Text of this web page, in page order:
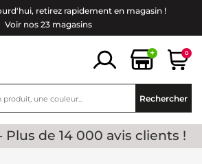
retirez rapidement en magasin !
Voir nos 23 magasins
+ 0
Rechercher
- Plus de 14 000 avis clients !